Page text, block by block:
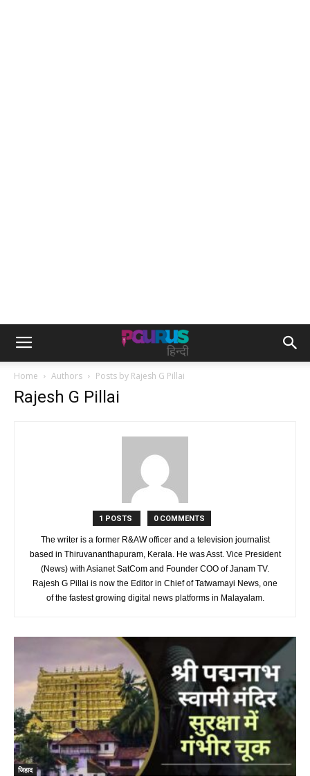
Home Authors Posts by Rajesh G Pillai
Rajesh G Pillai
1 POSTS 0 COMMENTS
The writer is a former R&AW officer and a television journalist
based in Thiruvananthapuram, Kerala. He was Asst. Vice President
(News) with Asianet SatCom and Founder COO of Janam TV.
Rajesh G Pillai is now the Editor in Chief of Tatwamayi News, one
of the fastest growing digital news platforms in Malayalam.
जिहाद